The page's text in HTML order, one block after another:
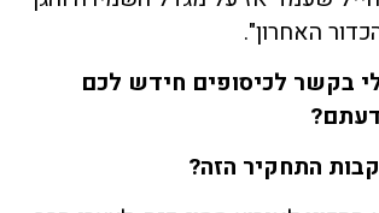
האחרון".
בקשר לכיסופים חידש לכם
?
התחקיר הזה?